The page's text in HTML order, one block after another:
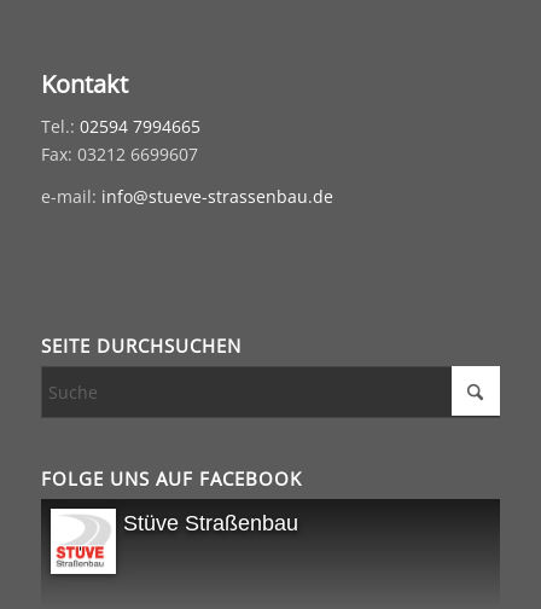
Kontakt
Tel.: 02594 7994665
Fax: 03212 6699607
e-mail: info@stueve-strassenbau.de
SEITE DURCHSUCHEN
FOLGE UNS AUF FACEBOOK
Stüve Straßenbau